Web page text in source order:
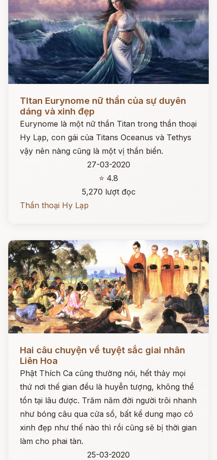
TItan Eurynome nữ thần của sự duyên
dáng và xinh đẹp
Eurynome là một nữ thần Titan trong thần thoại
Hy Lạp, con gái của Titans Oceanus và Tethys
vậy nên nàng cũng là một vị thần biển.
27-03-2020
⭐ 4.8
5,270 lượt đọc
Thần thoại Hy Lạp
Hai câu chuyện về tuyệt sắc giai nhân
Liên Hoa
Phật Thích Ca cũng thường nói, hết thảy mọi
thứ nơi thế gian đều là huyễn tượng, không thể
tồn tại lâu được. Trăm năm đời người trôi nhanh
như bóng câu qua cửa sổ, bất kể dung mạo có
xinh đẹp như thế nào thì rồi cũng sẽ bị thời gian
làm cho phai tàn.
25-03-2020